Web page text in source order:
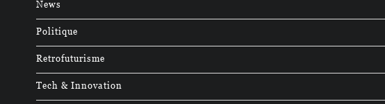
News
Politique
Retrofuturisme
Tech & Innovation